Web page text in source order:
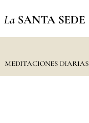
La SANTA SEDE
MEDITACIONES DIARIAS